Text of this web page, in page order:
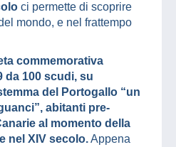
ci permette di scoprire
mondo, e nel frattempo
commemorativa
da 100 scudi, su
del Portogallo “un
abitanti pre-
al momento della
nel XIV secolo.Appena